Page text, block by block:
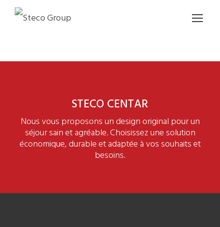
STECO CENTAR
Nous vous proposons un design original pour un
séjour sain et agréable. Choisissez une solution
économique, durable et adaptée à vos souhaits et
besoins.